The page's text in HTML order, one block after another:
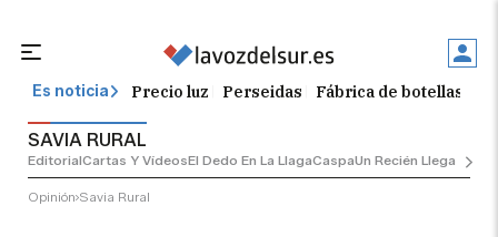
Es noticia Precio luz Perseidas Fábrica de botellas
SAVIA RURAL
EditorialCartas Y VídeosEl Dedo En La LlagaCaspaUn Recién Llegado
Opinión Savia Rural